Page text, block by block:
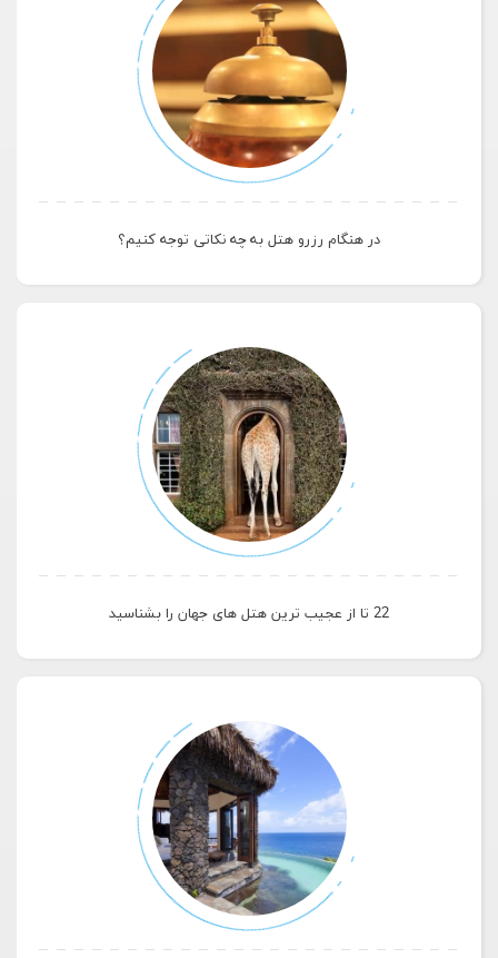
در هنگام رزرو هتل به چه نکاتی توجه کنیم؟
22 تا از عجیب ترین هتل های جهان را بشناسید